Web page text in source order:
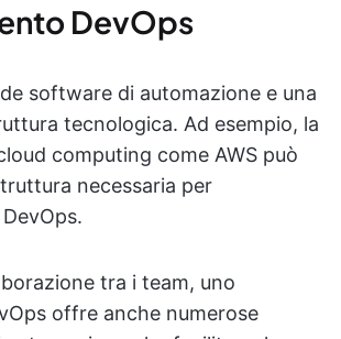
DevOps
software di automazione e una
tecnologica. Ad esempio, la
computing come AWS può
necessaria per
tra i team, uno
offre anche numerose